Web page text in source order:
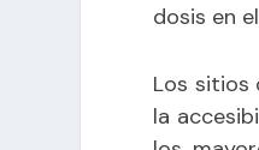
dosis en
Los sitios
la